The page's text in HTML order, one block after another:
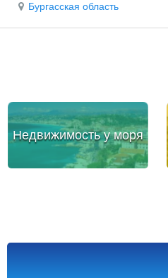
Бургасская область
Недвижимость у моря